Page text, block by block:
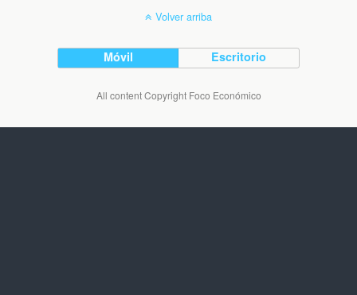
Volver arriba
Móvil Escritorio
All content Copyright Foco Económico